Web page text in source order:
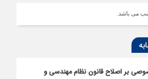
می باشد.
بر اصلاح قانون نظام مهندسی و